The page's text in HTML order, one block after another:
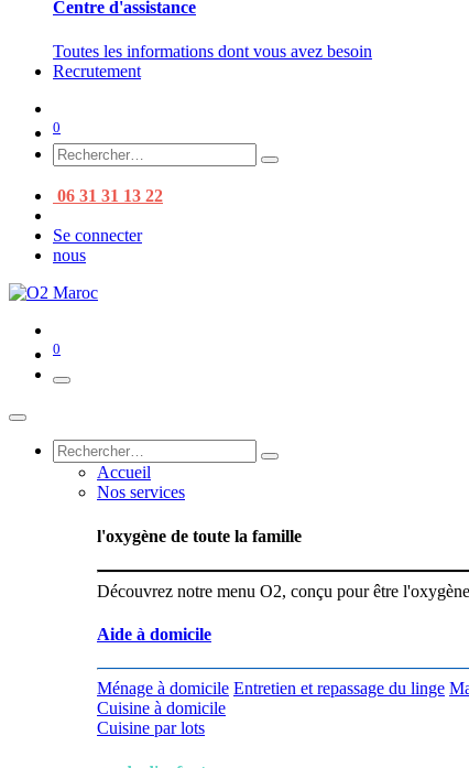
Centre d'assistance
Toutes les informations dont vous avez besoin
Recrutement
0
06 31 31 13 22
Se connecter
nous
0
Accueil
Nos services
l'oxygène de toute la famille
Découvrez notre menu O2, conçu pour être
Aide à domicile
Ménage à domicile Entretien et repassage du linge
Cuisine à domicile
Cuisine par lots